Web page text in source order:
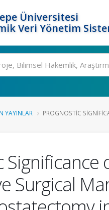
Üniversitesi
Veri Yönetim
YAYINLAR PROGNOSTIC
Surgical